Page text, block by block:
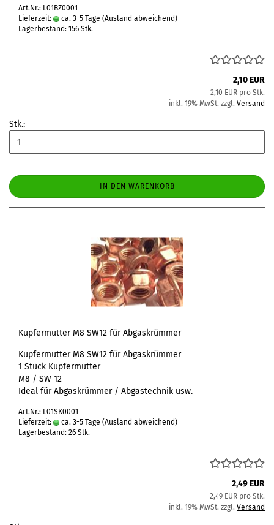
Art.Nr.: L01BZ0001
Lieferzeit:
ca. 3-5 Tage (Ausland abweichend)
Lagerbestand: 156 Stk.
2,10 EUR
2,10 EUR pro Stk.
inkl. 19% MwSt. zzgl. Versand
Stk.:
IN DEN WARENKORB
Kupfermutter M8 SW12 für Abgaskrümmer
Kupfermutter M8 SW12 für Abgaskrümmer
1 Stück Kupfermutter
M8 / SW 12
Ideal für Abgaskrümmer / Abgastechnik usw.
Art.Nr.: L01SK0001
Lieferzeit:
ca. 3-5 Tage (Ausland abweichend)
Lagerbestand: 26 Stk.
2,49 EUR
2,49 EUR pro Stk.
inkl. 19% MwSt. zzgl. Versand